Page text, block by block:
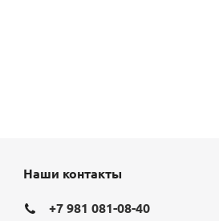
Наши контакты
+7 981 081-08-40